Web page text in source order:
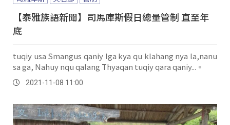
【泰雅族語新聞】司馬庫斯假日總量管制 直至年
底
tuqiy usa Smangus qaniy lga kya qu klahang nya la,nanu
sa ga, Nahuy nqu qalang Thyaqan tuqiy qara qaniy...。
2021-11-08 11:00